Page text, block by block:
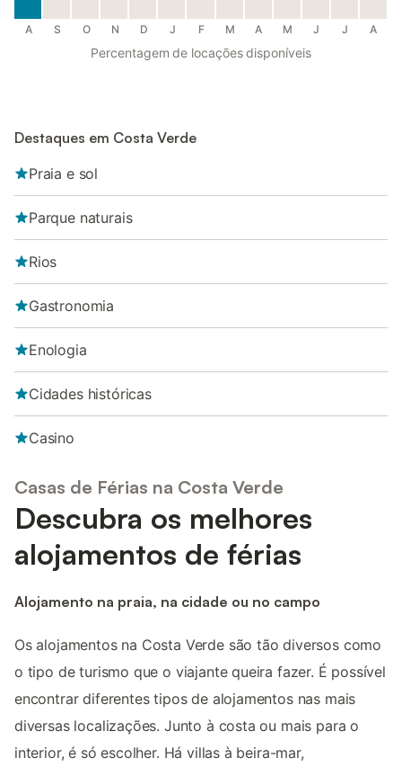
A S O N D J F M A M J J A
Percentagem de locações disponíveis
Destaques em Costa Verde
Praia e sol
Parque naturais
Rios
Gastronomia
Enologia
Cidades históricas
Casino
Casas de Férias na Costa Verde
Descubra os melhores
alojamentos de férias
Alojamento na praia, na cidade ou no campo
Os alojamentos na Costa Verde são tão diversos como
o tipo de turismo que o viajante queira fazer. É possível
encontrar diferentes tipos de alojamentos nas mais
diversas localizações. Junto à costa ou mais para o
interior, é só escolher. Há villas à beira-mar,